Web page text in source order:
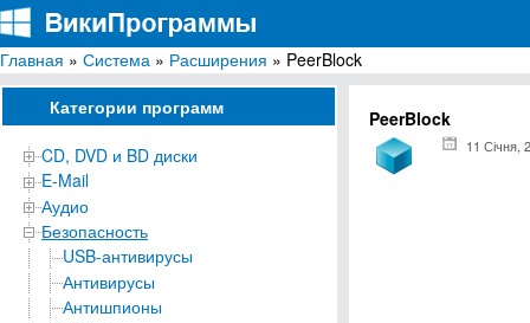
ВикиПрограммы
Энциклопедия бесплатных компьютерных программ для Windows
Главная » Система » Расширения » PeerBlock
Категории программ
CD, DVD и BD диски
E-Mail
Аудио
Безопасность
USB-антивирусы
Антивирусы
Антишпионы
PeerBlock
11 Січня,